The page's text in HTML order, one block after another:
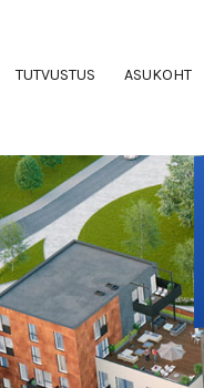
TUTVUSTUS ASUKOHT